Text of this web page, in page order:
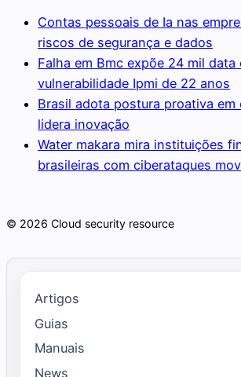
Contas pessoais de Ia nas
riscos de segurança e dados
Falha em Bmc expõe 24 mil data
vulnerabilidade Ipmi de 22 anos
Brasil adota postura proativa em
lidera inovação
Water makara mira instituições
brasileiras com ciberataques
© 2026 Cloud security resource
Artigos
Guias
Manuais
News